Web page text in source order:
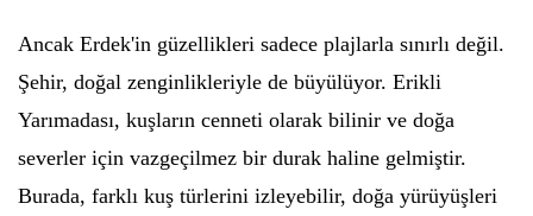
Ancak Erdek'in güzellikleri sadece plajlarla sınırlı değil.
Şehir, doğal zenginlikleriyle de büyülüyor. Erikli
Yarımadası, kuşların cenneti olarak bilinir ve doğa
severler için vazgeçilmez bir durak haline gelmiştir.
Burada, farklı kuş türlerini izleyebilir, doğa yürüyüşleri